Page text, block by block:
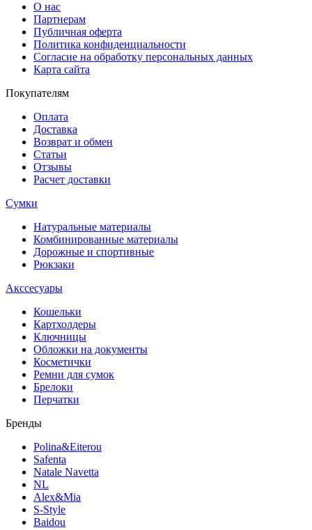
О нас
Партнерам
Публичная оферта
Политика конфиденциальности
Согласие на обработку персональных данных
Карта сайта
Покупателям
Оплата
Доставка
Возврат и обмен
Статьи
Отзывы
Расчет доставки
Сумки
Натуральные материалы
Комбинированные материалы
Дорожные и спортивные
Рюкзаки
Акссесуары
Кошельки
Картхолдеры
Ключницы
Обложки на документы
Косметички
Ремни для сумок
Брелоки
Перчатки
Бренды
Polina&Eiterou
Safenta
Natale Navetta
NL
Alex&Mia
S-Style
Baidou